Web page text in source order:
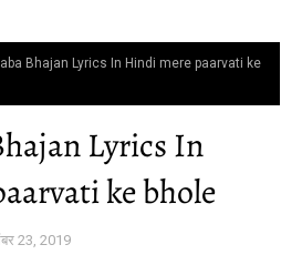
Bhajan Lyrics In Hindi mere paarvati ke
Lyrics In
ke bhole
23, 2019